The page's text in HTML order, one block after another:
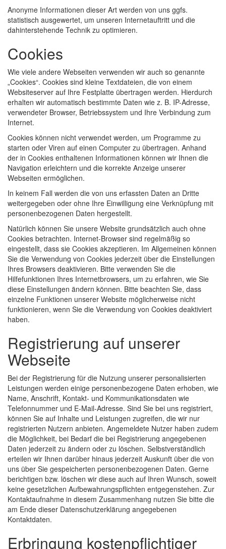
Anonyme Informationen dieser Art werden von uns ggfs.
statistisch ausgewertet, um unseren Internetauftritt und die
dahinterstehende Technik zu optimieren.
Cookies
Wie viele andere Webseiten verwenden wir auch so genannte
„Cookies“. Cookies sind kleine Textdateien, die von einem
Websiteserver auf Ihre Festplatte übertragen werden. Hierdurch
erhalten wir automatisch bestimmte Daten wie z. B. IP-Adresse,
verwendeter Browser, Betriebssystem und Ihre Verbindung zum
Internet.
Cookies können nicht verwendet werden, um Programme zu
starten oder Viren auf einen Computer zu übertragen. Anhand
der in Cookies enthaltenen Informationen können wir Ihnen die
Navigation erleichtern und die korrekte Anzeige unserer
Webseiten ermöglichen.
In keinem Fall werden die von uns erfassten Daten an Dritte
weitergegeben oder ohne Ihre Einwilligung eine Verknüpfung mit
personenbezogenen Daten hergestellt.
Natürlich können Sie unsere Website grundsätzlich auch ohne
Cookies betrachten. Internet-Browser sind regelmäßig so
eingestellt, dass sie Cookies akzeptieren. Im Allgemeinen können
Sie die Verwendung von Cookies jederzeit über die Einstellungen
Ihres Browsers deaktivieren. Bitte verwenden Sie die
Hilfefunktionen Ihres Internetbrowsers, um zu erfahren, wie Sie
diese Einstellungen ändern können. Bitte beachten Sie, dass
einzelne Funktionen unserer Website möglicherweise nicht
funktionieren, wenn Sie die Verwendung von Cookies deaktiviert
haben.
Registrierung auf unserer
Webseite
Bei der Registrierung für die Nutzung unserer personalisierten
Leistungen werden einige personenbezogene Daten erhoben, wie
Name, Anschrift, Kontakt- und Kommunikationsdaten wie
Telefonnummer und E-Mail-Adresse. Sind Sie bei uns registriert,
können Sie auf Inhalte und Leistungen zugreifen, die wir nur
registrierten Nutzern anbieten. Angemeldete Nutzer haben zudem
die Möglichkeit, bei Bedarf die bei Registrierung angegebenen
Daten jederzeit zu ändern oder zu löschen. Selbstverständlich
erteilen wir Ihnen darüber hinaus jederzeit Auskunft über die von
uns über Sie gespeicherten personenbezogenen Daten. Gerne
berichtigen bzw. löschen wir diese auch auf Ihren Wunsch, soweit
keine gesetzlichen Aufbewahrungspflichten entgegenstehen. Zur
Kontaktaufnahme in diesem Zusammenhang nutzen Sie bitte die
am Ende dieser Datenschutzerklärung angegebenen
Kontaktdaten.
Erbringung kostenpflichtiger